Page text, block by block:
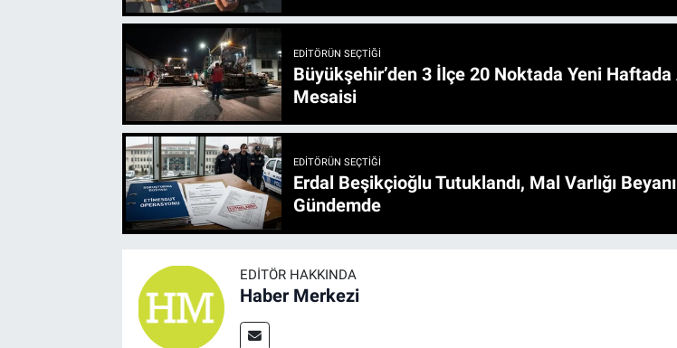
EDITÖRÜN SEÇTIĞI
Büyükşehir’den 3 İlçe 20 Noktada Yeni Haftada Asfalt
Mesaisi
EDITÖRÜN SEÇTIĞI
Erdal Beşikçioğlu Tutuklandı, Mal Varlığı Beyanı
Gündemde
EDITÖR HAKKINDA
Haber Merkezi